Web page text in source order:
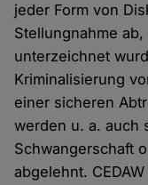
jeder Form von
Stellungnahme
unterzeichnet
Kriminalisierung
einer sicheren
werden u. a. auch
Schwangerschaft
abgelehnt.